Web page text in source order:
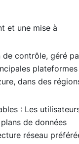
et une mise à
de contrôle, géré
plateformes
dans des
: Les
de données
réseau